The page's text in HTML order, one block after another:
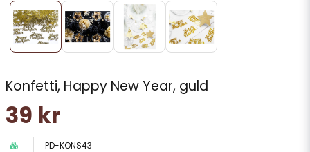
Konfetti, Happy New Year, guld
39 kr
PD-KONS43